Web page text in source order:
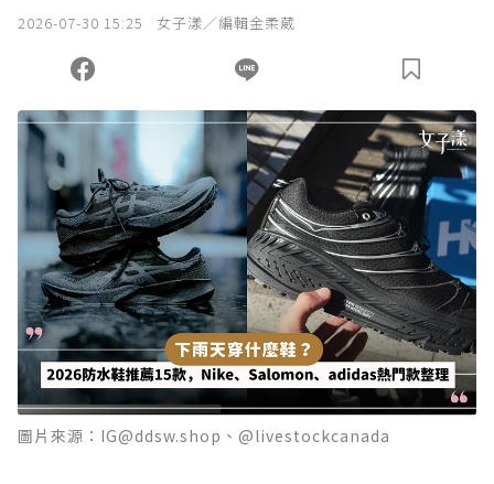
2026-07-30 15:25 女子漾／編輯金柔葳
圖片來源：IG@ddsw.shop、@livestockcanada